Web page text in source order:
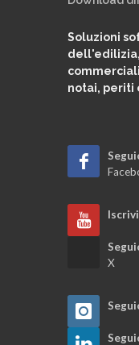
Soluzioni
notai, periti
X